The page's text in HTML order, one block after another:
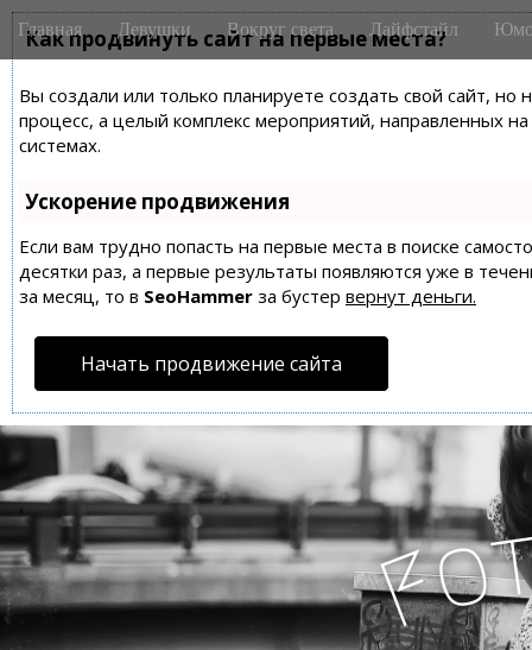
Как продвинуть сайт на первые места?
Вы создали или только планируете создать свой сайт,
процесс, а целый комплекс мероприятий, направленных
системах.
Ускорение продвижения
Если вам трудно попасть на первые места в поиске
десятки раз, а первые результаты появляются уже в
за месяц, то в SeoHammer за бустер вернут деньги.
Начать продвижение сайта
M
a
n
m
e
n
u
i
Главная Девушки Вокруг света Лайфстайл
Fo